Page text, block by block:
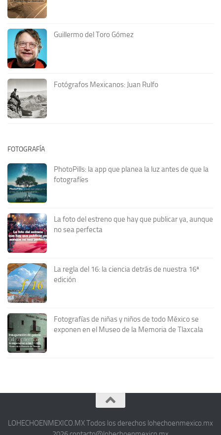
Guillermo del Toro Gómez
Fotógrafos Mexicanos: Juan Rulfo
FOTOGRAFÍA
PhotoPills: la app que planea la luz antes de que la
fotografíes
La foto del estreno que hay que publicar ya, aunque
no sea perfecta
La regla del 16: la ciencia detrás de nuestra 16ª
edición
Fotografías de niñas y niños de todo México se
exponen en el Museo de la Memoria de Tlaxcala
LOHECHOENMEXICO.MX Todos los derechos lohechoenmexico.mx